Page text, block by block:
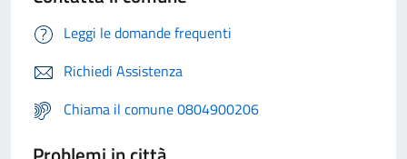
Leggi le domande frequenti
Richiedi Assistenza
Chiama il comune 0804900206